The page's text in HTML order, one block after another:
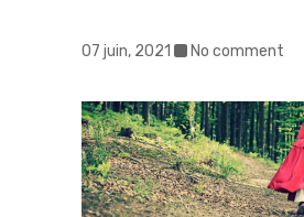
07 juin, 2021 No comment